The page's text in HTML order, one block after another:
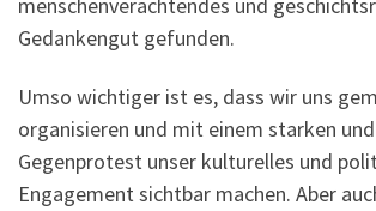
Gedankengut gefunden.
Umso wichtiger ist es, dass wir uns
organisieren und mit einem starken
Gegenprotest unser kulturelles und
Engagement sichtbar machen. Aber